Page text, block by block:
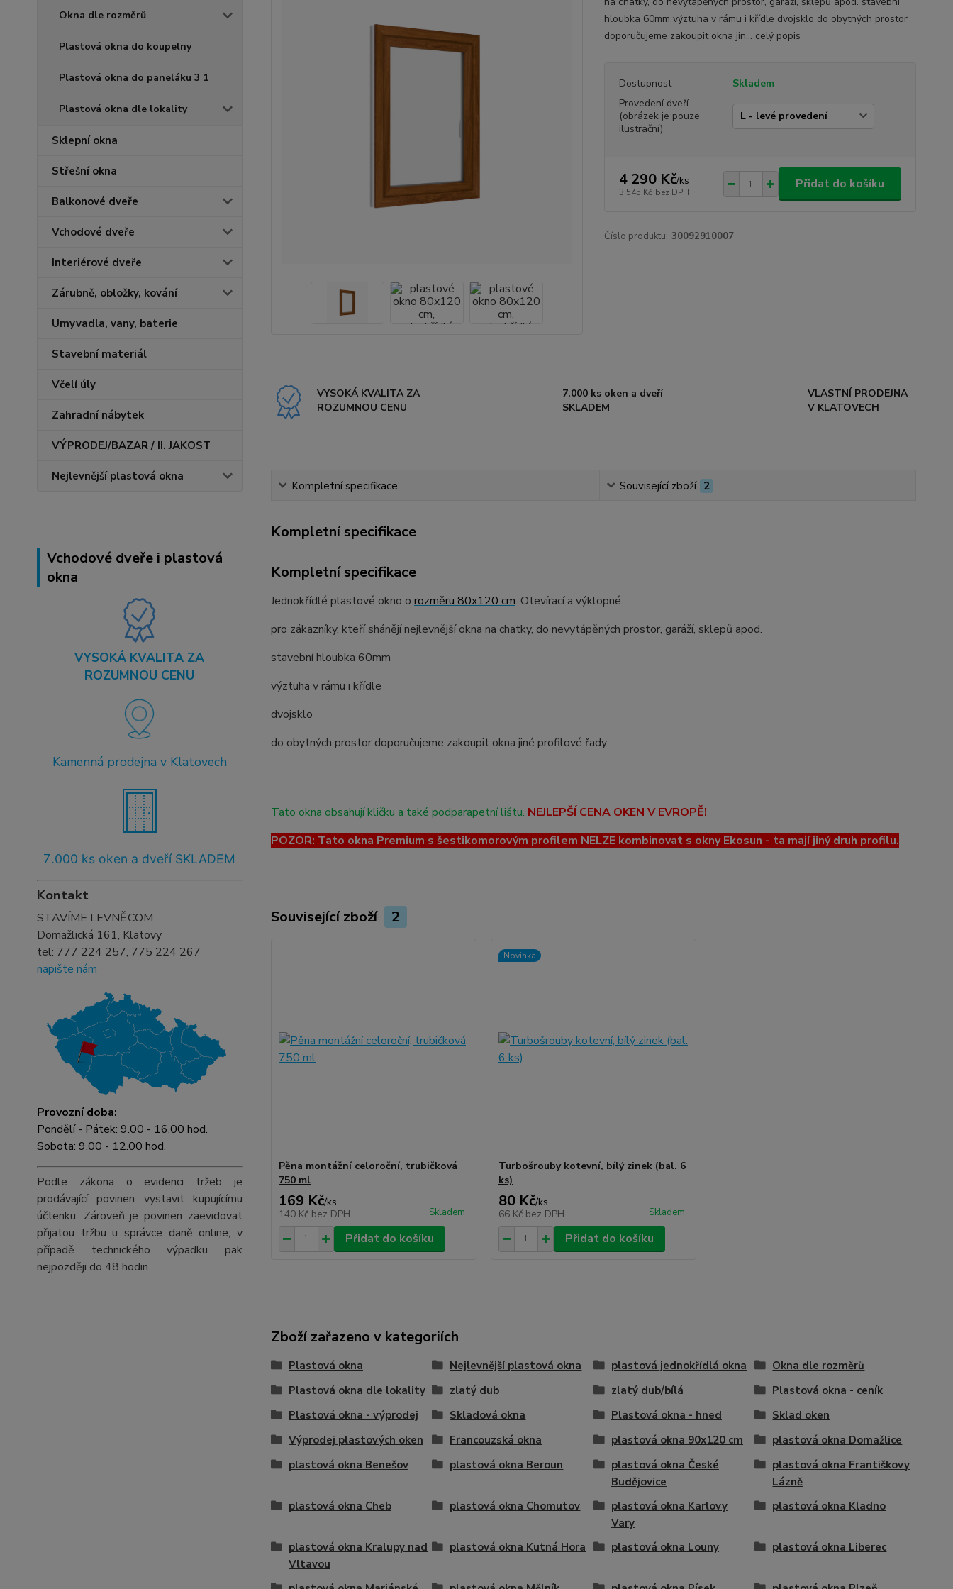
Okna dle rozměrů
Plastová okna do koupelny
Plastová okna do paneláku 3 1
Plastová okna dle lokality
Sklepní okna
Střešní okna
Balkonové dveře
Vchodové dveře
Interiérové dveře
Zárubně, obložky, kování
Umyvadla, vany, baterie
Stavební materiál
Včelí úly
Zahradní nábytek
VÝPRODEJ/BAZAR / II. JAKOST
Nejlevnější plastová okna
Vchodové dveře i plastová
okna
VYSOKÁ KVALITA ZA
ROZUMNOU CENU
Kamenná prodejna v Klatovech
7.000 ks oken a dveří SKLADEM
Kontakt
STAVÍME LEVNĚ.COM
Domažlická 161, Klatovy
tel: 777 224 257, 775 224 267
napište nám
Provozní doba:
Pondělí - Pátek: 9.00 - 16.00 hod.
Sobota: 9.00 - 12.00 hod.
Podle zákona o evidenci tržeb je
prodávající povinen vystavit kupujícímu
účtenku. Zároveň je povinen zaevidovat
přijatou tržbu u správce daně online; v
případě technického výpadku pak
nejpozději do 48 hodin.
hloubka 60mm výztuha v rámu i křídle dvojsklo do obytných prostor
doporučujeme zakoupit okna jin... celý popis
Dostupnost
Skladem
Provedení dveří
(obrázek je pouze
ilustrační)
4 290 Kč/ks
3 545 Kč bez DPH
Přidat do košíku
Číslo produktu: 30092910007
VYSOKÁ KVALITA ZA
ROZUMNOU CENU
7.000 ks oken a dveří
SKLADEM
VLASTNÍ PRODEJNA
V KLATOVECH
Kompletní specifikace Související zboží 2
Kompletní specifikace
Kompletní specifikace
Jednokřídlé plastové okno o rozměru 80x120 cm. Otevírací a výklopné.
pro zákazníky, kteří shánějí nejlevnější okna na chatky, do nevytápěných prostor, garáží, sklepů apod.
stavební hloubka 60mm
výztuha v rámu i křídle
dvojsklo
do obytných prostor doporučujeme zakoupit okna jiné profilové řady
Tato okna obsahují kličku a také podparapetní lištu. NEJLEPŠÍ CENA OKEN V EVROPĚ!
POZOR: Tato okna Premium s šestikomorovým profilem NELZE kombinovat s okny Ekosun - ta mají jiný druh profilu.
Související zboží 2
Pěna montážní celoroční, trubičková
750 ml
169 Kč/ks
140 Kč bez DPH Skladem
Přidat do košíku
Novinka
Turbošrouby kotevní, bílý zinek (bal. 6
ks)
80 Kč/ks
66 Kč bez DPH Skladem
Přidat do košíku
Zboží zařazeno v kategoriích
Plastová okna Nejlevnější plastová okna plastová jednokřídlá okna
Okna dle rozměrů
Plastová okna dle lokality
zlatý dub zlatý dub/bílá
Plastová okna - ceník
Plastová okna - výprodej
Skladová okna Plastová okna - hned
Sklad oken
Výprodej plastových oken
Francouzská okna plastová okna 90x120 cm
plastová okna Domažlice
plastová okna Benešov
plastová okna Beroun
plastová okna České
Budějovice
plastová okna Františkovy
Lázně
plastová okna Cheb
plastová okna Chomutov
plastová okna Karlovy
Vary
plastová okna Kladno
plastová okna Kralupy nad
Vltavou
plastová okna Kutná Hora plastová okna Louny plastová okna Liberec